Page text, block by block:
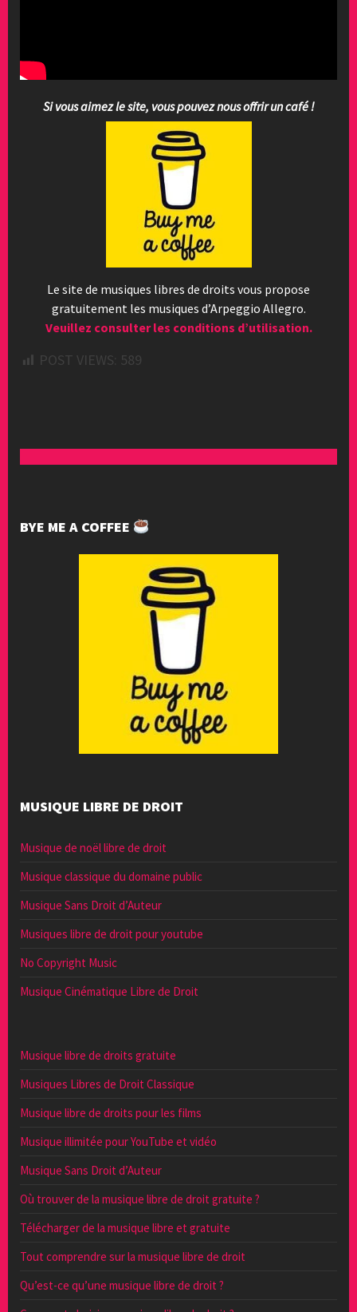
Si vous aimez le site, vous pouvez nous offrir un café !
Le site de musiques libres de droits vous propose
gratuitement les musiques d’Arpeggio Allegro.
Veuillez consulter les conditions d’utilisation.
POST VIEWS: 589
BYE ME A COFFEE
MUSIQUE LIBRE DE DROIT
Musique de noël libre de droit
Musique classique du domaine public
Musique Sans Droit d’Auteur
Musiques libre de droit pour youtube
No Copyright Music
Musique Cinématique Libre de Droit
Musique libre de droits gratuite
Musiques Libres de Droit Classique
Musique libre de droits pour les films
Musique illimitée pour YouTube et vidéo
Musique Sans Droit d’Auteur
Où trouver de la musique libre de droit gratuite ?
Télécharger de la musique libre et gratuite
Tout comprendre sur la musique libre de droit
Qu’est-ce qu’une musique libre de droit ?